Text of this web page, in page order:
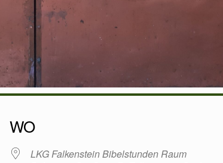
WO
LKG Falkenstein Bibelstunden Raum